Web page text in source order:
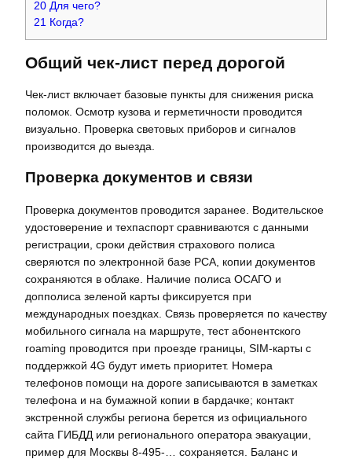
20 Для чего?
21 Когда?
Общий чек-лист перед дорогой
Чек-лист включает базовые пункты для снижения риска
поломок. Осмотр кузова и герметичности проводится
визуально. Проверка световых приборов и сигналов
производится до выезда.
Проверка документов и связи
Проверка документов проводится заранее. Водительское
удостоверение и техпаспорт сравниваются с данными
регистрации, сроки действия страхового полиса
сверяются по электронной базе РСА, копии документов
сохраняются в облаке. Наличие полиса ОСАГО и
допполиса зеленой карты фиксируется при
международных поездках. Связь проверяется по качеству
мобильного сигнала на маршруте, тест абонентского
roaming проводится при проезде границы, SIM-карты с
поддержкой 4G будут иметь приоритет. Номера
телефонов помощи на дороге записываются в заметках
телефона и на бумажной копии в бардачке; контакт
экстренной службы региона берется из официального
сайта ГИБДД или регионального оператора эвакуации,
пример для Москвы 8-495-… сохраняется. Баланс и